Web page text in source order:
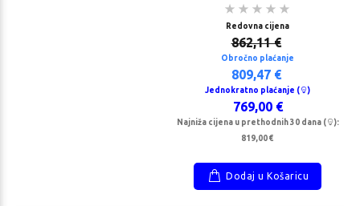
Redovna cijena
862,11 €
Obročno plaćanje
809,47 €
Jednokratno plaćanje ( )
769,00 €
Najniža cijena u prethodnih 30 dana (
):
819,00 €
Dodaj u Košaricu